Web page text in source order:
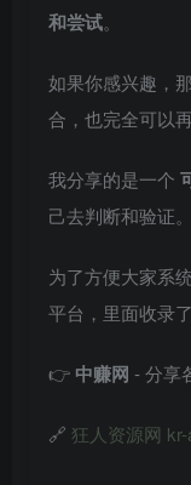
和尝试。
如果你感兴趣，
合，也完全可以
我分享的是一个
己去判断和验证。
为了方便大家系
平台，里面收录
👉 中赚网 - 分享
🔗 狂人资源网